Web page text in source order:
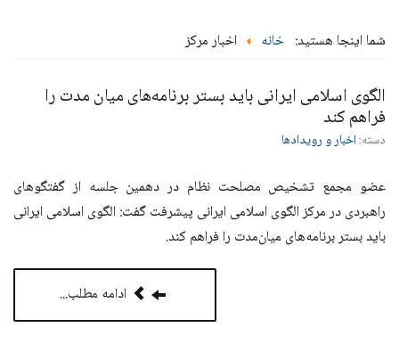
شما اینجا هستید: خانه اخبار مرکز
الگوی اسلامی ایرانی باید بستر برنامه‌های میان مدت را
فراهم کند
دسته:اخبار و رویدادها
عضو مجمع تشخیص مصلحت نظام در دهمین جلسه از گفتگوهای
راهبردی در مرکز الگوی اسلامی ایرانی پیشرفت گفت: الگوی اسلامی ایرانی
باید بستر برنامه‌های میان‌مدت را فراهم کند.
ادامه مطلب...